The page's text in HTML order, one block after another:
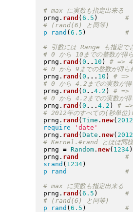
prng . rand (6.5 )
p
rand (6.5 )
prng . rand (0 .. 10 )
prng . rand (0 ... 10 )
prng . rand (0 .. 4.2 )
prng . rand (0 ... 4.2 )
prng . rand (Time . new( 2012
require
'date'
prng . rand (Date . new( 2012
prng = Random. new( 1234)
prng . rand
srand ( 1234)
p
rand
prng . rand (6.5 )
p
rand (6.5 )